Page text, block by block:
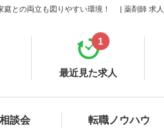
との両立も図りやすい環境！ | 薬剤師 求人
最近見た求人
1
談会 転職ノウハウ